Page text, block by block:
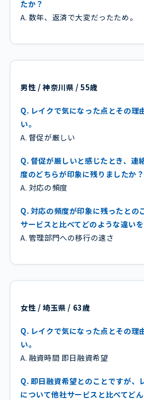
たか？
A. 数年、返済で大変だったため。
男性 / 神奈川県 / 55歳
Q. レイクで気になった点とその理
い。
A. 督促が厳しい
Q. 督促が厳しいと感じたとき、連
度のどちらが印象に残りましたか？
A. 対応の頻度
Q. 対応の頻度が印象に残ったとの
サービスと比べてどのような違い
A. 管理部門への移行の速さ
女性 / 埼玉県 / 63歳
Q. レイクで気になった点とその理
い。
A. 融資時間 即日融資希望
Q. 即日融資希望とのことですが、
について他社サービスと比べてど